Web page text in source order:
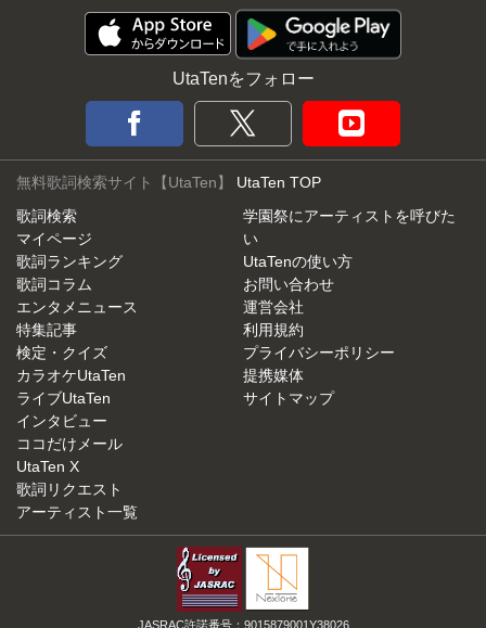
UtaTenをフォロー
無料歌詞検索サイト【UtaTen】 UtaTen TOP
歌詞検索
マイページ
歌詞ランキング
歌詞コラム
エンタメニュース
特集記事
検定・クイズ
カラオケUtaTen
ライブUtaTen
インタビュー
ココだけメール
UtaTen X
歌詞リクエスト
アーティスト一覧
学園祭にアーティストを呼びた
い
UtaTenの使い方
お問い合わせ
運営会社
利用規約
プライバシーポリシー
提携媒体
サイトマップ
JASRAC許諾番号：9015879001Y38026